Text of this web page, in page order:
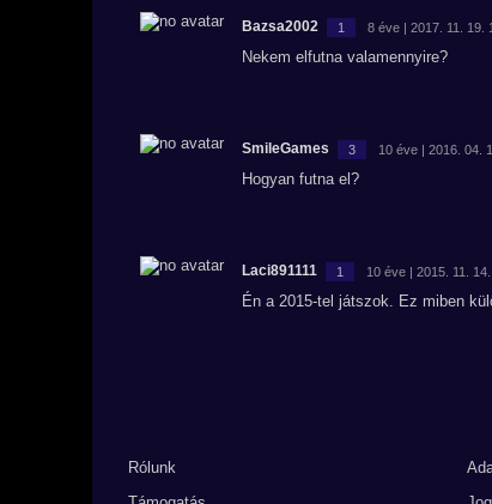
Bazsa2002 1 8 éve | 2017. 11. 19.
Nekem elfutna valamennyire?
SmileGames 3 10 éve | 2016. 04.
Hogyan futna el?
Laci891111 1 10 éve | 2015. 11.
Én a 2015-tel játszok. Ez miben
Rólunk